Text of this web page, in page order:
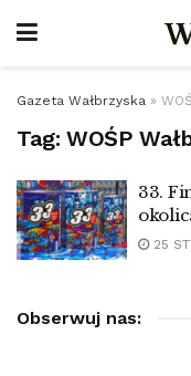
Gazeta Wałbrzyska »
Tag: WOŚP
33.
25
Obserwuj nas: